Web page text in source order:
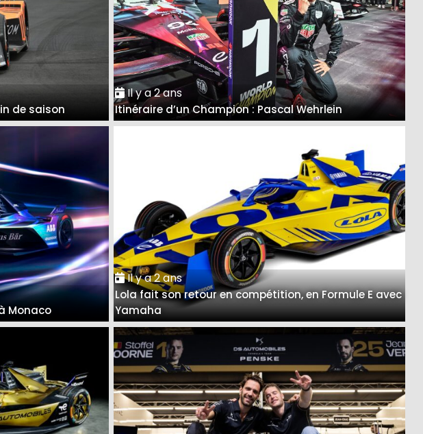
de saison
Il y a 2 ans
Itinéraire d’un Champion : Pascal Wehrlein
Monaco
Il y a 2 ans
Lola fait son retour en compétition, en Formule E avec
Yamaha